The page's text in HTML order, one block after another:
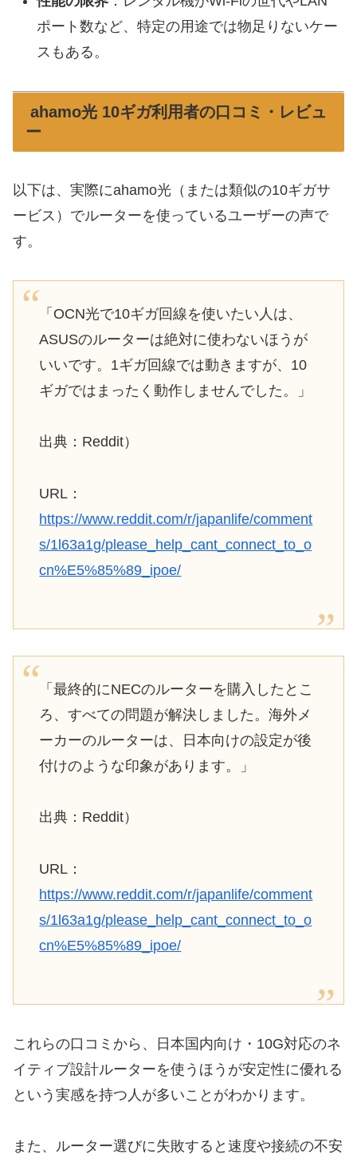
ポート数など、特定の用途では物足りないケー
スもある。
ahamo光 10ギガ利用者の口コミ・レビュ
ー
以下は、実際にahamo光（または類似の10ギガサ
ービス）でルーターを使っているユーザーの声で
す。
「OCN光で10ギガ回線を使いたい人は、
ASUSのルーターは絶対に使わないほうが
いいです。1ギガ回線では動きますが、10
ギガではまったく動作しませんでした。」
出典：Reddit）
URL：
https://www.reddit.com/r/japanlife/comment
s/1l63a1g/please_help_cant_connect_to_o
cn%E5%85%89_ipoe/
「最終的にNECのルーターを購入したとこ
ろ、すべての問題が解決しました。海外メ
ーカーのルーターは、日本向けの設定が後
付けのような印象があります。」
出典：Reddit）
URL：
https://www.reddit.com/r/japanlife/comment
s/1l63a1g/please_help_cant_connect_to_o
cn%E5%85%89_ipoe/
これらの口コミから、日本国内向け・10G対応のネ
イティブ設計ルーターを使うほうが安定性に優れる
という実感を持つ人が多いことがわかります。
また、ルーター選びに失敗すると速度や接続の不安